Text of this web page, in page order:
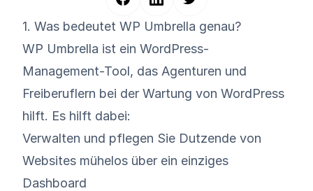
1. Was bedeutet WP Umbrella genau?
WP Umbrella ist ein WordPress-
Management-Tool, das Agenturen und
Freiberuflern bei der Wartung von WordPress
hilft. Es hilft dabei:
Verwalten und pflegen Sie Dutzende von
Websites mühelos über ein einziges
Dashboard